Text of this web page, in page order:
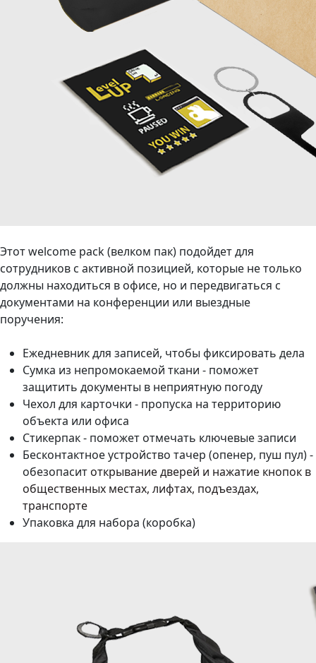
Этот welcome pack (велком пак) подойдет для
сотрудников с активной позицией, которые не только
должны находиться в офисе, но и передвигаться с
документами на конференции или выездные
поручения:
Ежедневник для записей, чтобы фиксировать дела
Сумка из непромокаемой ткани - поможет
защитить документы в неприятную погоду
Чехол для карточки - пропуска на территорию
объекта или офиса
Стикерпак - поможет отмечать ключевые записи
Бесконтактное устройство тачер (опенер, пуш пул) -
обезопасит открывание дверей и нажатие кнопок в
общественных местах, лифтах, подъездах,
транспорте
Упаковка для набора (коробка)